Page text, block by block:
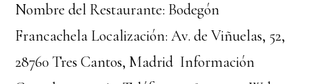
Nombre del Restaurante: Bodegón
Francachela Localización: Av. de Viñuelas, 52,
28760 Tres Cantos, Madrid Información